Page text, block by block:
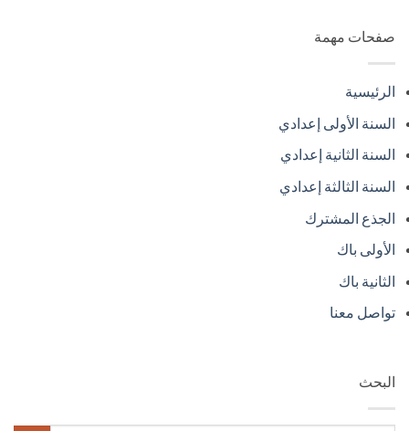
صفحات مهمة
الرئيسية
السنة الأولى إعدادي
السنة الثانية إعدادي
السنة الثالثة إعدادي
الجذع المشترك
الأولى باك
الثانية باك
تواصل معنا
البحث